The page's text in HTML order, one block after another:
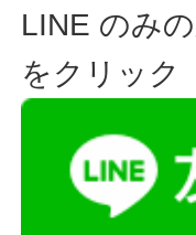
LINE のみ
をクリック